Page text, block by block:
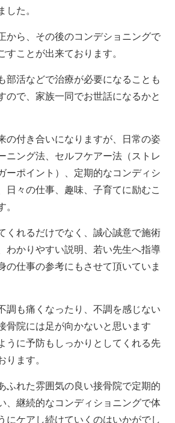
した。
から、その後のコンデショニングで
すことが出来ております。
部活などで治療が必要になることも
ので、家族一同でお世話になるかと
の付き合いになりますが、日常の姿
ニング法、セルフケアー法（ストレ
ーポイント）、定期的なコンディシ
日々の仕事、趣味、子育てに励むこ
。
くれるだけでなく、誠心誠意で施術
わかりやすい説明、若い先生へ指導
の仕事の参考にもさせて頂いていま
調も痛くなったり、不調を感じない
骨院には足が向かないと思います
うに予防もしっかりとしてくれる先
ります。
ふれた雰囲気の良い接骨院で定期的
、継続的なコンディショニングで体
にケアし続けていくのはいかがでし